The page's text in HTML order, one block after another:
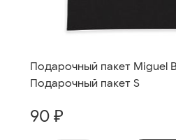
Подарочный пакет Miguel
Подарочный пакет S
90 ₽